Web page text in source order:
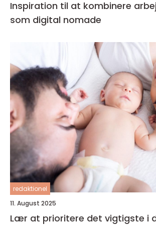
Inspiration til at kombinere
som digital nomade
redaktionel
11. August 2025
Lær at prioritere det vigtigste i